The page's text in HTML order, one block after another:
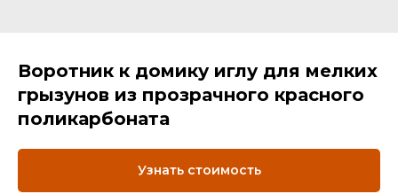
Воротник к домику иглу для мелких
грызунов из прозрачного красного
поликарбоната
Узнать стоимость